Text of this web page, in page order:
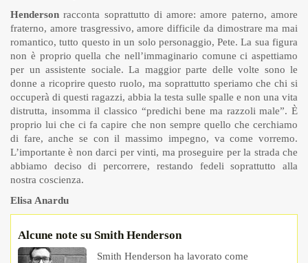
Henderson racconta soprattutto di amore: amore paterno, amore
fraterno, amore trasgressivo, amore difficile da dimostrare ma mai
romantico, tutto questo in un solo personaggio, Pete. La sua figura
non è proprio quella che nell’immaginario comune ci aspettiamo
per un assistente sociale. La maggior parte delle volte sono le
donne a ricoprire questo ruolo, ma soprattutto speriamo che chi si
occuperà di questi ragazzi, abbia la testa sulle spalle e non una vita
distrutta, insomma il classico “predichi bene ma razzoli male”. È
proprio lui che ci fa capire che non sempre quello che cerchiamo
di fare, anche se con il massimo impegno, va come vorremo.
L’importante è non darci per vinti, ma proseguire per la strada che
abbiamo deciso di percorrere, restando fedeli soprattutto alla
nostra coscienza.
Elisa Anardu
Alcune note su Smith Henderson
Smith Henderson ha lavorato come